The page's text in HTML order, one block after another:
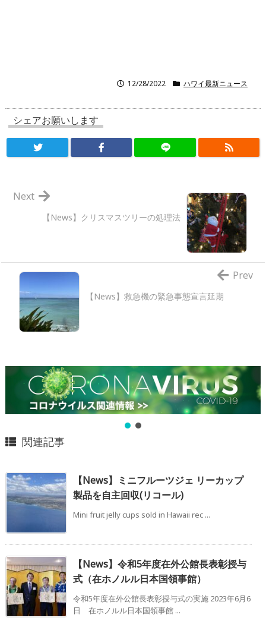
12/28/2022 ハワイ最新ニュース
シェアお願いします
【News】クリスマスツリーの処理法
Next
【News】救急機の緊急事態宣言延期
Prev
関連記事
【News】ミニフルーツジェ リーカップ
製品を自主回収(リコール)
Mini fruit jelly cups sold in Hawaii rec ...
【News】令和5年度在外公館長表彰授与
式（在ホノルル日本国領事館）
令和5年度在外公館長表彰授与式の実施 2023年6月6
日 在ホノルル日本国領事館 ...